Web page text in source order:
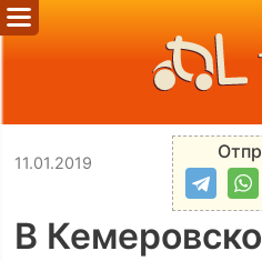
11.01.2019
В